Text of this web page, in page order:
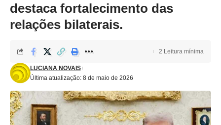
destaca fortalecimento das
relações bilaterais.
Última atualização: 8 de maio de 2026
LUCIANA NOVAIS
2 Leitura mínima